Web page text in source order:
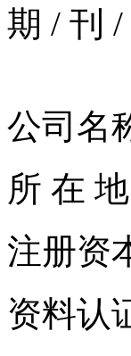
期 / 刊 /
公司名
所 在
注册资
资料认